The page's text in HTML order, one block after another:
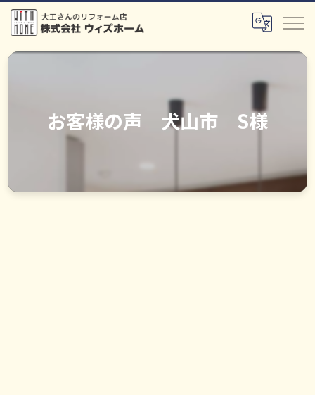
お客様の声 犬山市 S様